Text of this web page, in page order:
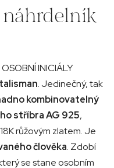
INICIÁLY
. Jedinečný, tak
kombinovatelný
stříbra AG 925,
růžovým zlatem. Je
člověka. Zdobí
se stane osobním
náhrdelník